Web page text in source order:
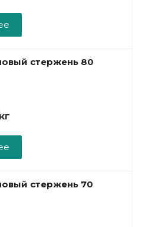
стержень 80
стержень 70